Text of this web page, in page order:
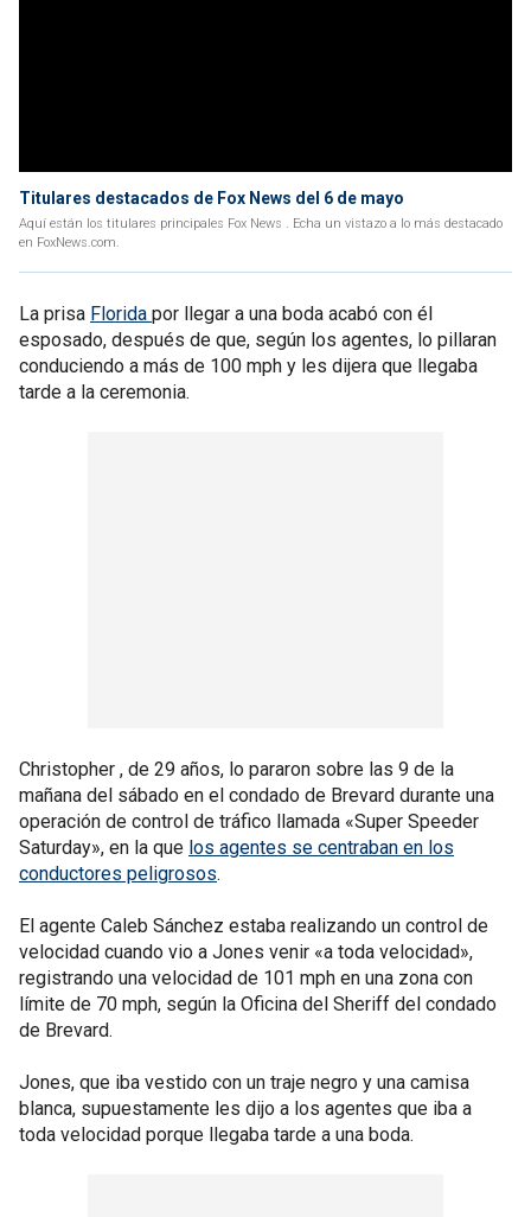
Titulares destacados de Fox News del 6 de mayo
Aquí están los titulares principales Fox News . Echa un vistazo a lo más destacado
en FoxNews.com.
La prisa Florida por llegar a una boda acabó con él
esposado, después de que, según los agentes, lo pillaran
conduciendo a más de 100 mph y les dijera que llegaba
tarde a la ceremonia.
Christopher , de 29 años, lo pararon sobre las 9 de la
mañana del sábado en el condado de Brevard durante una
operación de control de tráfico llamada «Super Speeder
Saturday», en la que los agentes se centraban en los
conductores peligrosos.
El agente Caleb Sánchez estaba realizando un control de
velocidad cuando vio a Jones venir «a toda velocidad»,
registrando una velocidad de 101 mph en una zona con
límite de 70 mph, según la Oficina del Sheriff del condado
de Brevard.
Jones, que iba vestido con un traje negro y una camisa
blanca, supuestamente les dijo a los agentes que iba a
toda velocidad porque llegaba tarde a una boda.